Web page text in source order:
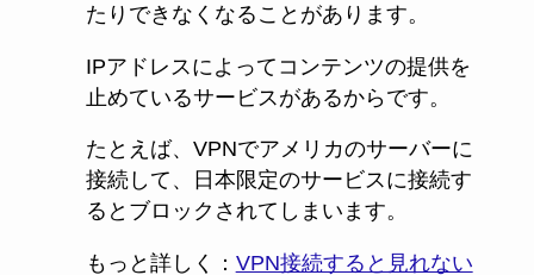
たりできなくなることがあります。
IPアドレスによってコンテンツの提供を
止めているサービスがあるからです。
たとえば、VPNでアメリカのサーバーに
接続して、日本限定のサービスに接続す
るとブロックされてしまいます。
もっと詳しく： VPN接続すると見れない